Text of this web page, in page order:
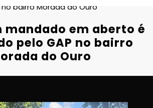
no bairro Morada do Ouro
mandado em aberto é
pelo GAP no bairro
do Ouro